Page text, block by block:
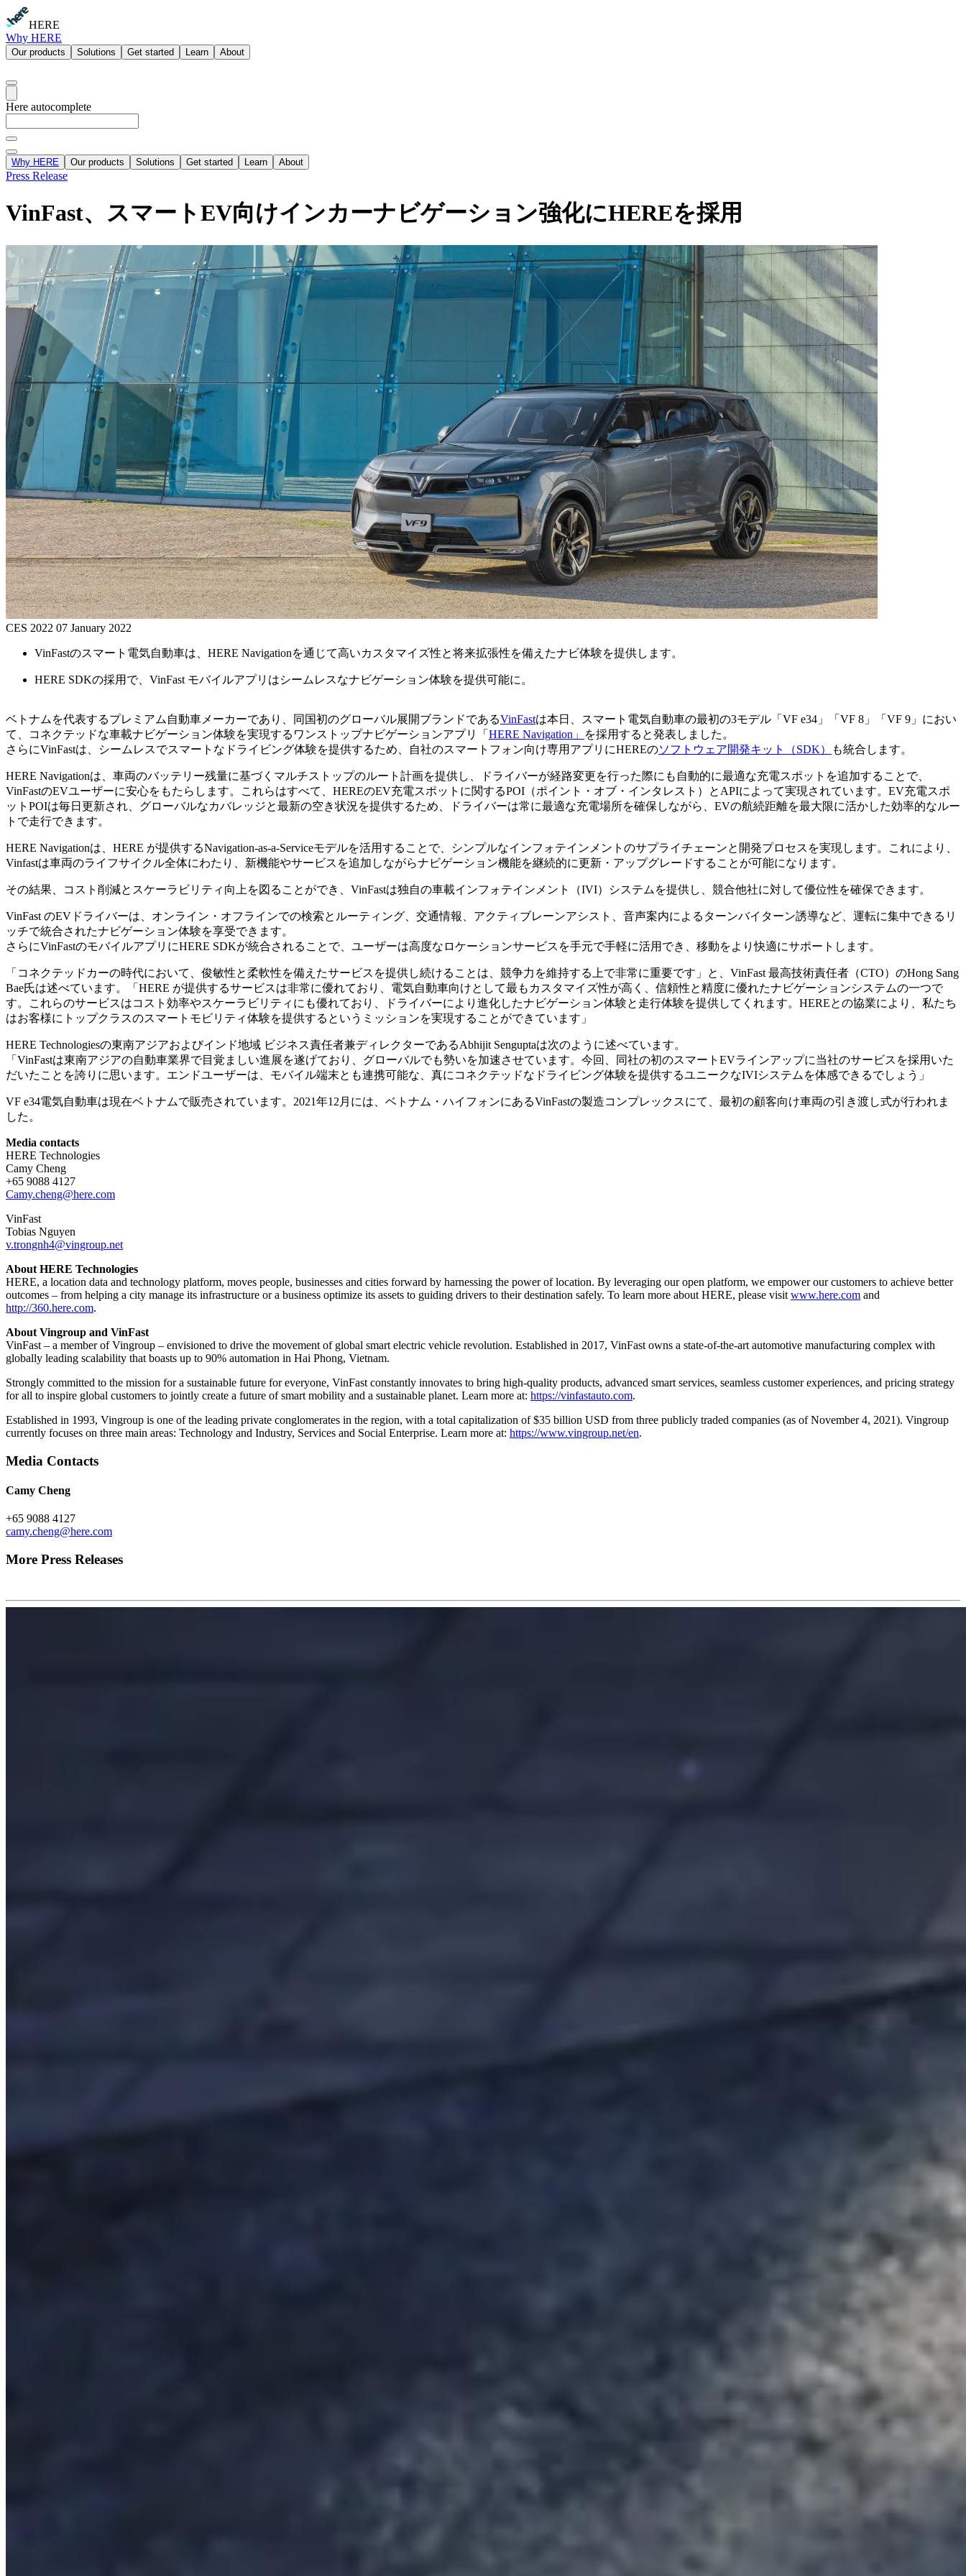
HERE
Why HERE
Our products Solutions Get started Learn About
Here autocomplete
Why HERE Our products Solutions Get started Learn About
Press Release
VinFast、スマートEV向けインカーナビゲーション強化にHEREを採用
CES 2022 07 January 2022
VinFastのスマート電気自動車は、HERE Navigationを通じて高いカスタマイズ性と将来拡張性を備えたナビ体験を提供します。
HERE SDKの採用で、VinFast モバイルアプリはシームレスなナビゲーション体験を提供可能に。
ベトナムを代表するプレミアム自動車メーカーであり、同国初のグローバル展開ブランドであるVinFastは本日、スマート電気自動車の最初の3モデル「VF e34」「VF 8」「VF 9」におい
て、コネクテッドな車載ナビゲーション体験を実現するワンストップナビゲーションアプリ「 HERE Navigation」
を採用すると発表しました。
さらにVinFastは、シームレスでスマートなドライビング体験を提供するため、自社のスマートフォン向け専用アプリにHEREのソフトウェア開発キット（SDK） も統合します。
HERE Navigationは、車両のバッテリー残量に基づくマルチストップのルート計画を提供し、ドライバーが経路変更を行った際にも自動的に最適な充電スポットを追加することで、
VinFastのEVユーザーに安心をもたらします。これらはすべて、HEREのEV充電スポットに関するPOI（ポイント・オブ・インタレスト）とAPIによって実現されています。EV充電スポ
ットPOIは毎日更新され、グローバルなカバレッジと最新の空き状況を提供するため、ドライバーは常に最適な充電場所を確保しながら、EVの航続距離を最大限に活かした効率的なルー
トで走行できます。
HERE Navigationは、HERE が提供するNavigation-as-a-Serviceモデルを活用することで、シンプルなインフォテインメントのサプライチェーンと開発プロセスを実現します。これにより、
Vinfastは車両のライフサイクル全体にわたり、新機能やサービスを追加しながらナビゲーション機能を継続的に更新・アップグレードすることが可能になります。
その結果、コスト削減とスケーラビリティ向上を図ることができ、VinFastは独自の車載インフォテインメント（IVI）システムを提供し、競合他社に対して優位性を確保できます。
VinFast のEVドライバーは、オンライン・オフラインでの検索とルーティング、交通情報、アクティブレーンアシスト、音声案内によるターンバイターン誘導など、運転に集中できるリ
ッチで統合されたナビゲーション体験を享受できます。
さらにVinFastのモバイルアプリにHERE SDKが統合されることで、ユーザーは高度なロケーションサービスを手元で手軽に活用でき、移動をより快適にサポートします。
「コネクテッドカーの時代において、俊敏性と柔軟性を備えたサービスを提供し続けることは、競争力を維持する上で非常に重要です」と、VinFast 最高技術責任者（CTO）のHong Sang
Bae氏は述べています。「HERE が提供するサービスは非常に優れており、電気自動車向けとして最もカスタマイズ性が高く、信頼性と精度に優れたナビゲーションシステムの一つで
す。これらのサービスはコスト効率やスケーラビリティにも優れており、ドライバーにより進化したナビゲーション体験と走行体験を提供してくれます。HEREとの協業により、私たち
はお客様にトップクラスのスマートモビリティ体験を提供するというミッションを実現することができています」
HERE Technologiesの東南アジアおよびインド地域 ビジネス責任者兼ディレクターであるAbhijit Senguptaは次のように述べています。
「VinFastは東南アジアの自動車業界で目覚ましい進展を遂げており、グローバルでも勢いを加速させています。今回、同社の初のスマートEVラインアップに当社のサービスを採用いた
だいたことを誇りに思います。エンドユーザーは、モバイル端末とも連携可能な、真にコネクテッドなドライビング体験を提供するユニークなIVIシステムを体感できるでしょう」
VF e34電気自動車は現在ベトナムで販売されています。2021年12月には、ベトナム・ハイフォンにあるVinFastの製造コンプレックスにて、最初の顧客向け車両の引き渡し式が行われま
した。
Media contacts
HERE Technologies
Camy Cheng
+65 9088 4127
Camy.cheng@here.com
VinFast
Tobias Nguyen
v.trongnh4@vingroup.net
About HERE Technologies
HERE, a location data and technology platform, moves people, businesses and cities forward by harnessing the power of location. By leveraging our open platform, we empower our customers to achieve better
outcomes – from helping a city manage its infrastructure or a business optimize its assets to guiding drivers to their destination safely. To learn more about HERE, please visit www.here.com and
http://360.here.com.
About Vingroup and VinFast
VinFast – a member of Vingroup – envisioned to drive the movement of global smart electric vehicle revolution. Established in 2017, VinFast owns a state-of-the-art automotive manufacturing complex with
globally leading scalability that boasts up to 90% automation in Hai Phong, Vietnam.
Strongly committed to the mission for a sustainable future for everyone, VinFast constantly innovates to bring high-quality products, advanced smart services, seamless customer experiences, and pricing strategy
for all to inspire global customers to jointly create a future of smart mobility and a sustainable planet. Learn more at: https://vinfastauto.com.
Established in 1993, Vingroup is one of the leading private conglomerates in the region, with a total capitalization of $35 billion USD from three publicly traded companies (as of November 4, 2021). Vingroup
currently focuses on three main areas: Technology and Industry, Services and Social Enterprise. Learn more at: https://www.vingroup.net/en.
Media Contacts
Camy Cheng
+65 9088 4127
camy.cheng@here.com
More Press Releases